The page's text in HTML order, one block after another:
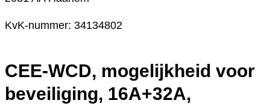
KvK-nummer: 34134802
CEE-WCD, mogelijkheid voor
beveiliging, 16A+32A,